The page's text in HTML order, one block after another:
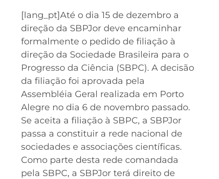
[lang_pt]Até o dia 15 de dezembro a
direção da SBPJor deve encaminhar
formalmente o pedido de filiação à
direção da Sociedade Brasileira para o
Progresso da Ciência (SBPC). A decisão
da filiação foi aprovada pela
Assembléia Geral realizada em Porto
Alegre no dia 6 de novembro passado.
Se aceita a filiação à SBPC, a SBPJor
passa a constituir a rede nacional de
sociedades e associações científicas.
Como parte desta rede comandada
pela SBPC, a SBPJor terá direito de